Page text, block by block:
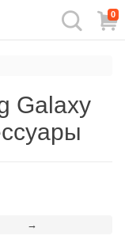
0
Galaxy
→